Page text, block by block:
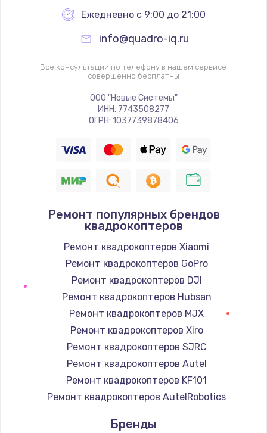
Замена термопредохранителя
700 руб.
Заказать
Замена ТЭНа
2500 руб.
1400 руб.
Замена / ремонт электронного модуля
Заказать
Заказать
Ежедневно с 9:00 до 21:00
info@quadro-iq.ru
Все консультации по телефону в нашем сервисе
совершенно бесплатны
ООО "Новые Системы"
ИНН: 7743508277
ОГРН: 1037739878406
Ремонт популярных брендов
квадрокоптеров
Ремонт квадрокоптеров Xiaomi
Ремонт квадрокоптеров GoPro
Ремонт квадрокоптеров DJI
Ремонт квадрокоптеров Hubsan
Ремонт квадрокоптеров MJX
Ремонт квадрокоптеров Xiro
Ремонт квадрокоптеров SJRC
Ремонт квадрокоптеров Autel
Ремонт квадрокоптеров KF101
Ремонт квадрокоптеров AutelRobotics
Бренды